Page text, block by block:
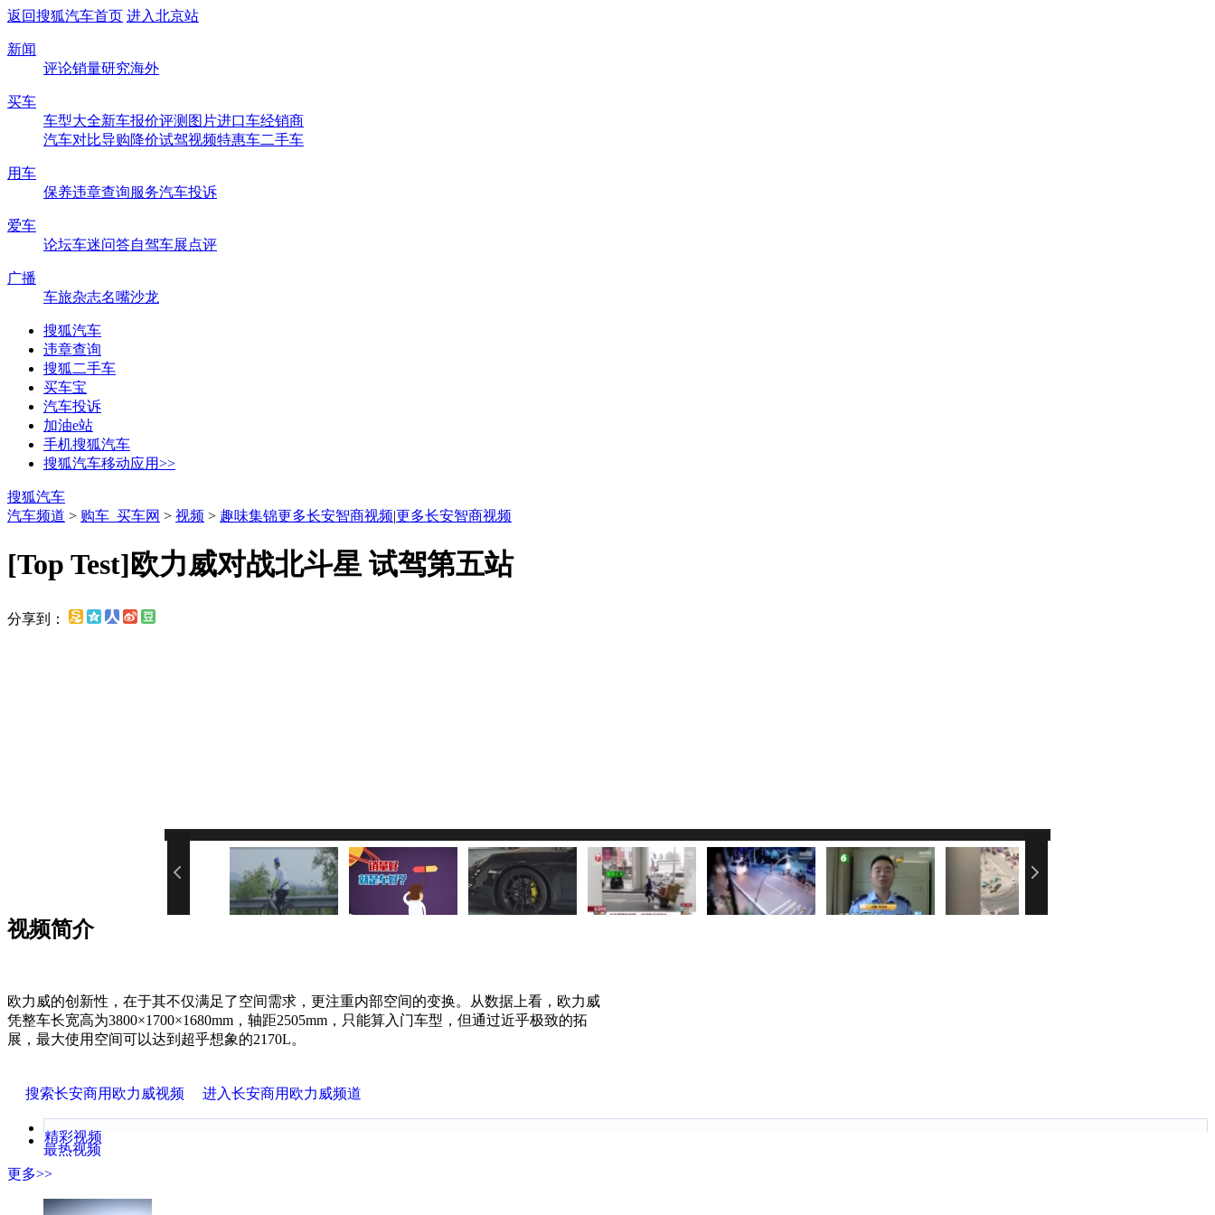
返回搜狐汽车首页 进入北京站
新闻
评论销量研究海外
买车
车型大全新车报价评测 图片进口车经销商
汽车对比导购降价试驾视频特惠车二手车
用车
保养违章查询服务汽车投诉
爱车
论坛车迷问答自驾车展点评
广播
车旅杂志名嘴沙龙
搜狐汽车
违章查询
搜狐二手车
买车宝
汽车投诉
加油e站
手机搜狐汽车
搜狐汽车移动应用>>
搜狐汽车
汽车频道 > 购车_买车网 > 视频 > 趣味集锦更多长安智商视频|更多长安智商视频
[Top Test]欧力威对战北斗星 试驾第五站
分享到：
视频简介
欧力威的创新性，在于其不仅满足了空间需求，更注重内部空间的变换。从数据上看，欧力威
凭整车长宽高为3800×1700×1680mm，轴距2505mm，只能算入门车型，但通过近乎极致的拓
展，最大使用空间可以达到超乎想象的2170L。
搜索长安商用欧力威视频 进入长安商用欧力威频道
精彩视频
最热视频
更多>>